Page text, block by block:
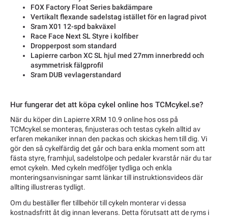
FOX Factory Float Series bakdämpare
Vertikalt flexande sadelstag istället för en lagrad pivot
Sram X01 12-spd bakväxel
Race Face Next SL Styre i kolfiber
Dropperpost som standard
Lapierre carbon XC SL hjul med 27mm innerbredd och
asymmetrisk fälgprofil
Sram DUB vevlagerstandard
Hur fungerar det att köpa cykel online hos TCMcykel.se?
När du köper din Lapierre XRM 10.9 online hos oss på
TCMcykel.se monteras, finjusteras och testas cykeln alltid av
erfaren mekaniker innan den packas och skickas hem till dig. Vi
gör den så cykelfärdig det går och bara enkla moment som att
fästa styre, framhjul, sadelstolpe och pedaler kvarstår när du tar
emot cykeln. Med cykeln medföljer tydliga och enkla
monteringsanvisningar samt länkar till instruktionsvideos där
allting illustreras tydligt.
Om du beställer fler tillbehör till cykeln monterar vi dessa
kostnadsfritt åt dig innan leverans. Detta förutsatt att de ryms i